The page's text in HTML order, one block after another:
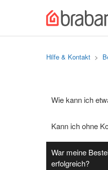
Hilfe & Kontakt
Wie kann ich
Kann ich ohne
War meine
erfolgreich?